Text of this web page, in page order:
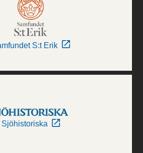
S:t Erik
Sjöhistoriska